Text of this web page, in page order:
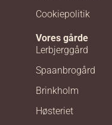
Cookiepolitik
Vores gårde
Lerbjerggård
Spaanbrogård
Brinkholm
Høsteriet